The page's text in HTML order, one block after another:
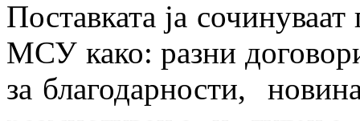
Поставката ја
МСУ како: разни
за благодарности,